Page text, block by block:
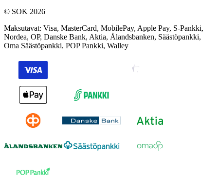
© SOK 2026
Maksutavat: Visa, MasterCard, MobilePay, Apple Pay, S-Pankki,
Nordea, OP, Danske Bank, Aktia, Ålandsbanken, Säästöpankki,
Oma Säästöpankki, POP Pankki, Walley